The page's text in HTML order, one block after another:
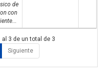
de
con
3 de un total de 3
Siguiente